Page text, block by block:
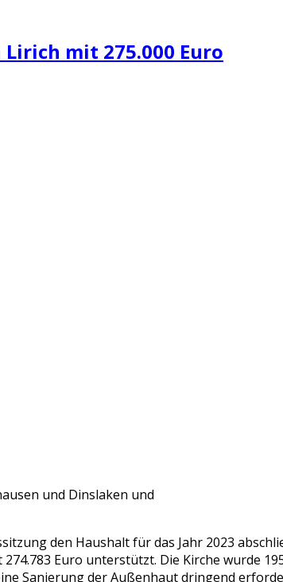
mit 275.000 Euro
und Dinslaken und
den Haushalt für das Jahr 2023
Euro unterstützt. Die Kirche wurde
Sanierung der Außenhaut dringend